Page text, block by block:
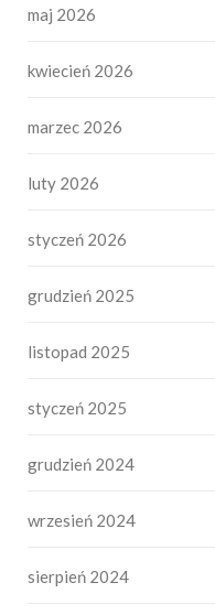
maj 2026
kwiecień 2026
marzec 2026
luty 2026
styczeń 2026
grudzień 2025
listopad 2025
styczeń 2025
grudzień 2024
wrzesień 2024
sierpień 2024